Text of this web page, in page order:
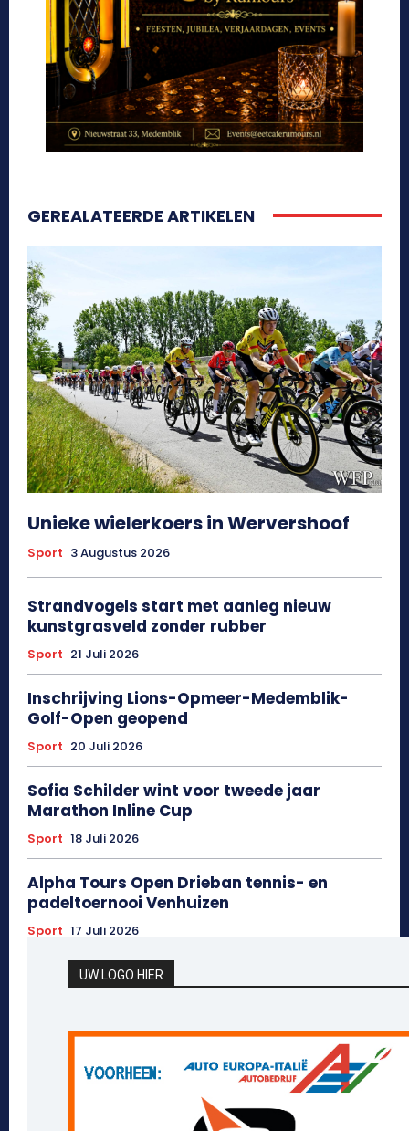
GEREALATEERDE ARTIKELEN
Unieke wielerkoers in Wervershoof
Sport 3 Augustus 2026
Strandvogels start met aanleg nieuw
kunstgrasveld zonder rubber
Sport 21 Juli 2026
Inschrijving Lions-Opmeer-Medemblik-
Golf-Open geopend
Sport 20 Juli 2026
Sofia Schilder wint voor tweede jaar
Marathon Inline Cup
Sport 18 Juli 2026
Alpha Tours Open Drieban tennis- en
padeltoernooi Venhuizen
Sport 17 Juli 2026
UW LOGO HIER